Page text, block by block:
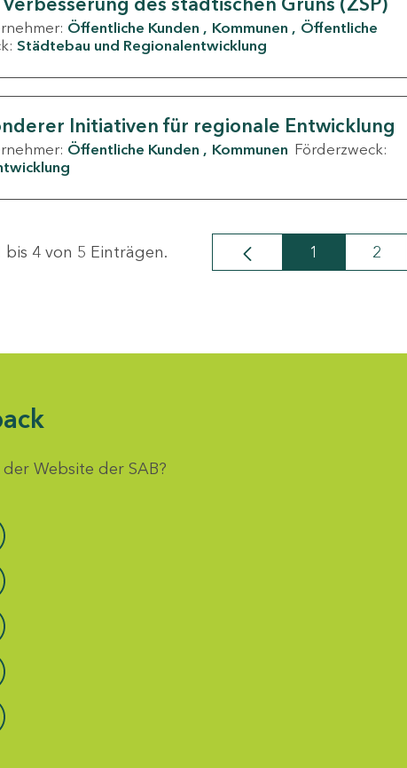
Öffentliche Kunden Kommunen
Öffentliche
Städtebau und Regionalentwicklung
Initiativen für regionale Entwicklung
Öffentliche Kunden Kommunen Förderzweck:
bis 4 von 5 Einträgen. Seite
1 Seite
2
Website der SAB?
auswählen